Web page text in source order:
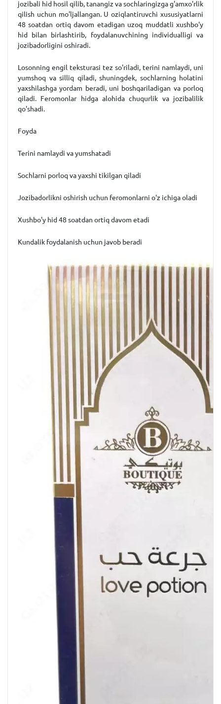
jozibali hid hosil qilib, tanangiz va sochlaringizga g'amxo'rlik
qilish uchun mo'ljallangan. U oziqlantiruvchi xususiyatlarni
48 soatdan ortiq davom etadigan uzoq muddatli xushbo'y
hid bilan birlashtirib, foydalanuvchining individualligi va
jozibadorligini oshiradi.
Losonning engil teksturasi tez so'riladi, terini namlaydi, uni
yumshoq va silliq qiladi, shuningdek, sochlarning holatini
yaxshilashga yordam beradi, uni boshqariladigan va porloq
qiladi. Feromonlar hidga alohida chuqurlik va jozibalilik
qo'shadi.
Foyda
Terini namlaydi va yumshatadi
Sochlarni porloq va yaxshi tikilgan qiladi
Jozibadorlikni oshirish uchun feromonlarni o'z ichiga oladi
Xushbo'y hid 48 soatdan ortiq davom etadi
Kundalik foydalanish uchun javob beradi